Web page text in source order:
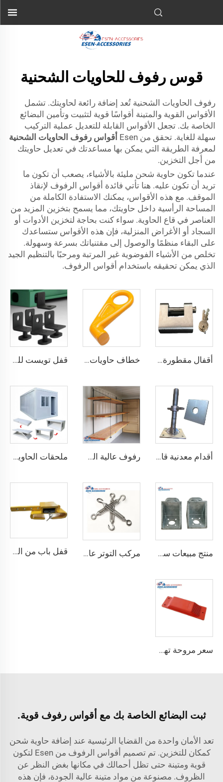
قوس رفوف للحاويات الشحنية
رفوف الحاويات الشحنية تُعد إضافة رائعة لحاويتك. تشمل
الأقواس القوية والمتينة أقواسًا قوية لتثبيت وتأمين البضائع
الخاصة بك. تجعل الأقواس القابلة للتعديل عملية التركيب
سهلة للغاية. تحقق من Esen
أقواس رفوف الحاويات الشحنية
لمعرفة الطريقة التي يمكن بها مساعدتك في تعديل حاويتك
من أجل التخزين.
عندما تكون حاوية شحن مليئة بالأشياء، يصعب أن تكون ما
تريد أن تكون عليه. هنا تأتي فائدة أقواس الرفوف لإنقاذ
الموقف. مع هذه الأقواس، يمكنك الاستفادة الكاملة من
المساحة الرأسية داخل حاويتك، مما يسمح بتخزين المزيد من
العناصر في قاع الحاوية. سواء كنت بحاجة لتخزين الأدوات أو
السجاد أو الأغراض المنزلية، فإن هذه الأقواس ستساعدك
على البقاء منظمًا والوصول إلى مقتنياتك بسرعة وسهولة.
تخلص من الأشياء الفوضوية غير المرتبة ومرحبًا بالتنظيم الجيد
الذي يمكن تحقيقه باستخدام أقواس الرفوف.
أقفال مقطورة حاويات الشحن البحري شديدة التحمل من Squire، أقفال أمان عالية الأمان، مقاس قفل للحاويات خطاف حاويات المصنع من النوع المستقيم الأيسر/الأيمن مصنوع من سبائك الفولاذ لرفع الحاويات قفل تويست للحاويات الشحنية ISO من الأسفل ومن الجانب & قفل زاوية لتثبيت البضائع
أقدام معدنية قابلة للتعديل لتسوية حاويات الشحن الثقيلة من 75 مم حتى 260 مم بسعة تحمل 12000 كجم رفوف عالية الجودة لحاويات الشحن تعليق رفوف لحاويات الشحن البحرية ملحقات الحاوية المصنوعة في الصين مستقرة وجودتها عالية، منزل حاوية قابل للطي مسبقاً
منتج مبيعات ساخنة معدات ربط حاوية الزاوية القفل مركب التوتر عالي الجودة القياسية وفقًا لمعيار ISO للحاويات قفل باب من الصلب المقوى درجة أمان أفضل قفل شحن حاوية مع 4 مفاتيح
سعر مروحة تهوية الحاويات مروحة عادم حاويات الشحن
ثبت البضائع الخاصة بك مع أقواس رفوف قوية.
تعد الأمان واحدة من القضايا الرئيسية عند إضافة حاوية شحن
كمكان للتخزين. تم تصميم أقواس الرفوف من Esen لتكون
قوية ومتينة حتى تظل أحمالك في مكانها بغض النظر عن
الظروف. مصنوعة من مواد متينة عالية الجودة، فإن هذه